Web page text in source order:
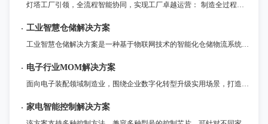
灯塔工厂引领，全流程智能协同，实现工厂卓越运营： 制造全过程监管与追溯：全面记录制造全流程数据，提升整体运营效率和质量控制水平。 流程敏捷化定制与优化：灵活定制生产管理流程和功能扩展，满足企业不同发展阶段的需求。 灯塔工厂管理实践引领：数据驱动生产资源配置，高效应对市场变化，提高盈利能力。
工业智慧仓储解决方案
工业智慧仓储解决方案是一种基于物联网技术的智能化仓储物流系统。通过传感器、RFID等技术手段，对物品进行实时监控与管理，再通过智能化的算法，优化仓储储运作流程，提高运营效率和精度。该解决方案适用于各种仓储物流领域，例如零售、电商等行业。
电子行业MOM解决方案
面向电子装配领域制造业，围绕企业数字化转型升级实用场景，打造统一管理MOM运营平台，以模块化提供包括生产（MES）、质量（QMS）、仓储（WMS）、设备物联（IOT）、电子工艺（ESOP）、现场问题管理（Andon）等制造领域各业务支撑系统，为企业提供一体化运营管理整套系统解决方案。
家电智能控制解决方案